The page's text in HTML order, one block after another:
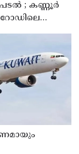
; കണ്ണൂർ